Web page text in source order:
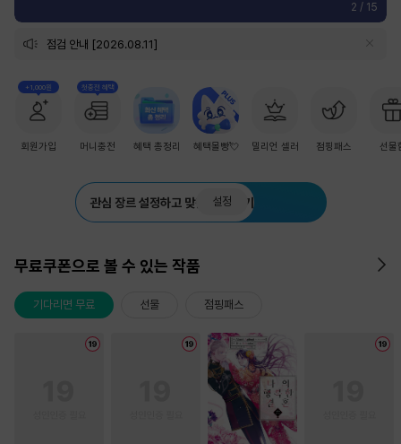
2 / 15
점검 안내 [2026.08.11]
+1,000원
회원가입
첫충전 혜택
머니충전 혜택 총정리 혜택몰빵💘 밀리언 셀러 점핑패스 선물
관심 장르 설정하고 맞춤 추천 받기
설정
무료쿠폰으로 볼 수 있는 작품
기다리면 무료 선물 점핑패스